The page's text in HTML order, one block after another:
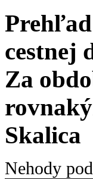
Prehľad
cestnej
Za
Skalica
Nehody